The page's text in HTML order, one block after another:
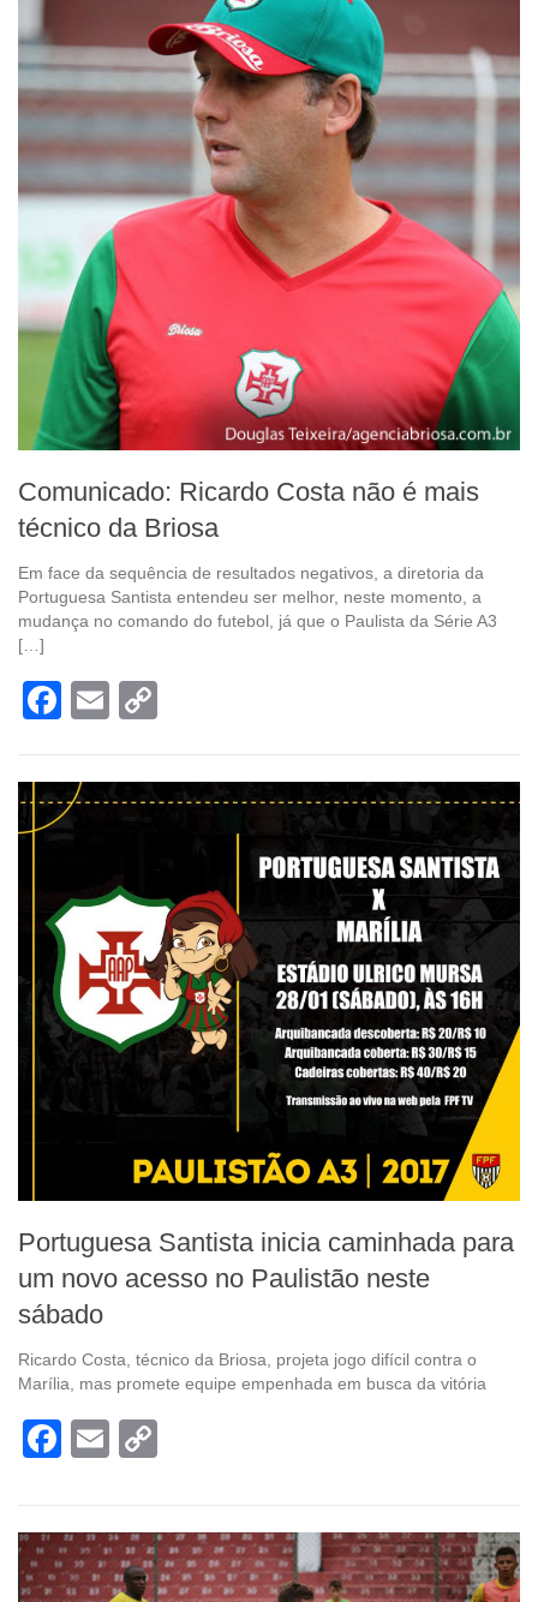
Comunicado: Ricardo Costa não é mais
técnico da Briosa
Em face da sequência de resultados negativos, a diretoria da
Portuguesa Santista entendeu ser melhor, neste momento, a
mudança no comando do futebol, já que o Paulista da Série A3
[…]
Facebook
Email
Portuguesa Santista inicia caminhada para
um novo acesso no Paulistão neste
sábado
Ricardo Costa, técnico da Briosa, projeta jogo difícil contra o
Marília, mas promete equipe empenhada em busca da vitória
Facebook
Email